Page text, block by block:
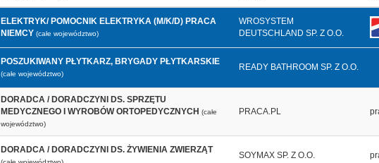
ELEKTRYK/ POMOCNIK ELEKTRYKA (M/K/D) PRACA
NIEMCY (całe województwo)
WROSYSTEM
DEUTSCHLAND SP. Z O.O.
POSZUKIWANY PŁYTKARZ, BRYGADY PŁYTKARSKIE
(całe województwo)
READY BATHROOM SP. Z O.O.
DORADCA / DORADCZYNI DS. SPRZĘTU
MEDYCZNEGO I WYROBÓW ORTOPEDYCZNYCH (całe
województwo)
PRACA.PL
DORADCA / DORADCZYNI DS. ŻYWIENIA ZWIERZĄT
SOYMAX SP. Z O.O.